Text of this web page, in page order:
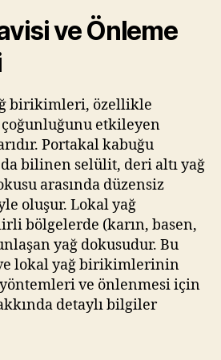
ve Önleme
birikimleri, özellikle
etkileyen
Portakal kabuğu
bilinen selülit, deri altı yağ
arasında düzensiz
oluşur. Lokal yağ
bölgelerde (karın, basen,
yağ dokusudur. Bu
lokal yağ birikimlerinin
ve önlenmesi için
detaylı bilgiler